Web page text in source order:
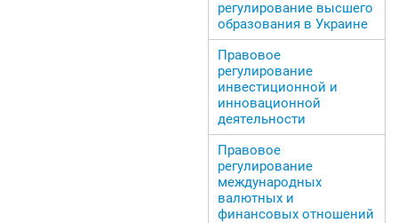
регулирование высшего
образования в Украине
Правовое
регулирование
инвестиционной и
инновационной
деятельности
Правовое
регулирование
международных
валютных и
финансовых отношений